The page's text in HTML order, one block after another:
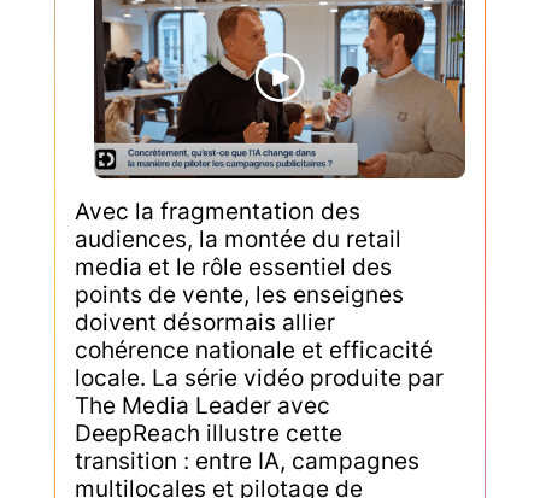
Avec la fragmentation des
audiences, la montée du retail
media et le rôle essentiel des
points de vente, les enseignes
doivent désormais allier
cohérence nationale et efficacité
locale. La série vidéo produite par
The Media Leader avec
DeepReach illustre cette
transition : entre IA, campagnes
multilocales et pilotage de